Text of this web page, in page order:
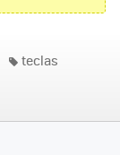
teclas